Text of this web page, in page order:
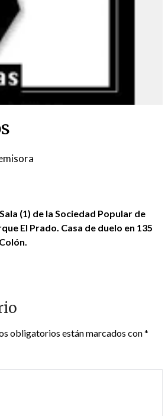
(1) de la Sociedad Popular de
El Prado. Casa de duelo en 135
obligatorios están marcados con*